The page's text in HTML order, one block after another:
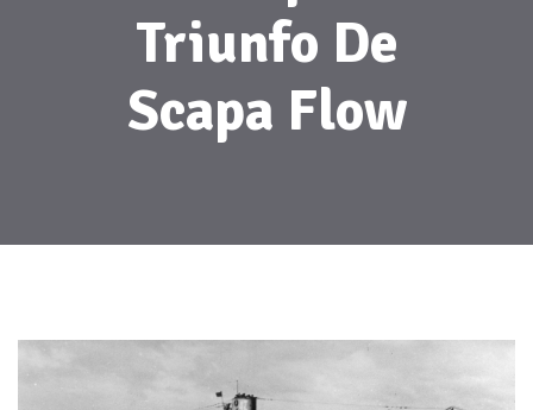
Triunfo De
Scapa Flow